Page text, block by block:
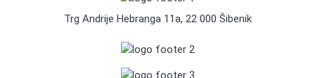
Trg Andrije Hebranga 11a, 22 000 Šibenik